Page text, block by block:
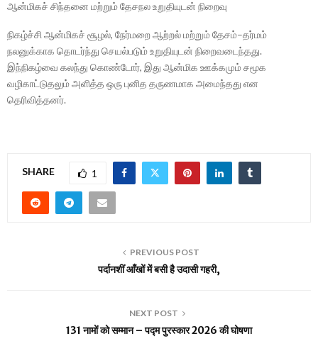
ஆன்மிகச் சிந்தனை மற்றும் தேசநல உறுதியுடன் நிறைவு
நிகழ்ச்சி ஆன்மிகச் சூழல், நேர்மறை ஆற்றல் மற்றும் தேசம்–தர்மம்
நலனுக்காக தொடர்ந்து செயல்படும் உறுதியுடன் நிறைவடைந்தது.
இந்நிகழ்வை கலந்து கொண்டோர், இது ஆன்மிக ஊக்கமும் சமூக
வழிகாட்டுதலும் அளித்த ஒரு புனித தருணமாக அமைந்தது என
தெரிவித்தனர்.
SHARE 1
PREVIOUS POST
पर्दानशीं आँखों में बसी है उदासी गहरी,
NEXT POST
131 नामों को सम्मान – पद्म पुरस्कार 2026 की घोषणा